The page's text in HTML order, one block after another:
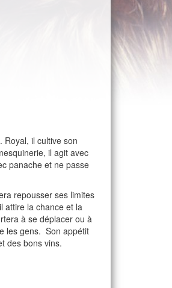
Royal, il cultive son
il agit avec
panache et ne passe
repousser ses limites
attire la chance et la
à se déplacer ou à
les gens. Son appétit
des bons vins.